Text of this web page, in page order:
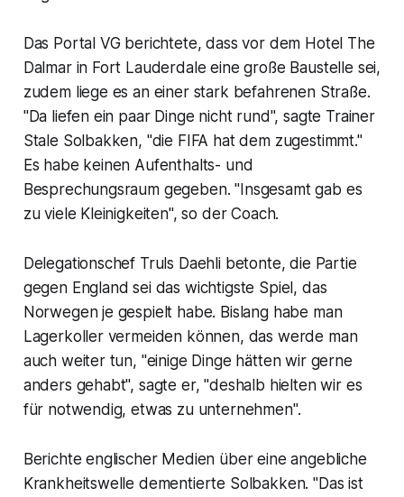
Das Portal VG berichtete, dass vor dem Hotel The
Dalmar in Fort Lauderdale eine große Baustelle sei,
zudem liege es an einer stark befahrenen Straße.
"Da liefen ein paar Dinge nicht rund", sagte Trainer
Stale Solbakken, "die FIFA hat dem zugestimmt."
Es habe keinen Aufenthalts- und
Besprechungsraum gegeben. "Insgesamt gab es
zu viele Kleinigkeiten", so der Coach.
Delegationschef Truls Daehli betonte, die Partie
gegen England sei das wichtigste Spiel, das
Norwegen je gespielt habe. Bislang habe man
Lagerkoller vermeiden können, das werde man
auch weiter tun, "einige Dinge hätten wir gerne
anders gehabt", sagte er, "deshalb hielten wir es
für notwendig, etwas zu unternehmen".
Berichte englischer Medien über eine angebliche
Krankheitswelle dementierte Solbakken. "Das ist